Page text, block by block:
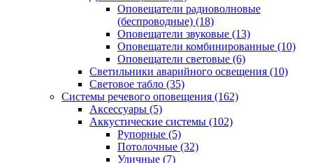
Оповещатели радиоволновые
(беспроводные) (18)
Оповещатели звуковые (13)
Оповещатели комбинированные (10)
Оповещатели световые (6)
Светильники аварийного освещения (10)
Световое табло (35)
Системы речевого оповещения (162)
Аксессуары (5)
Аккустические системы (102)
Рупорные (5)
Потолочные (32)
Уличные (7)